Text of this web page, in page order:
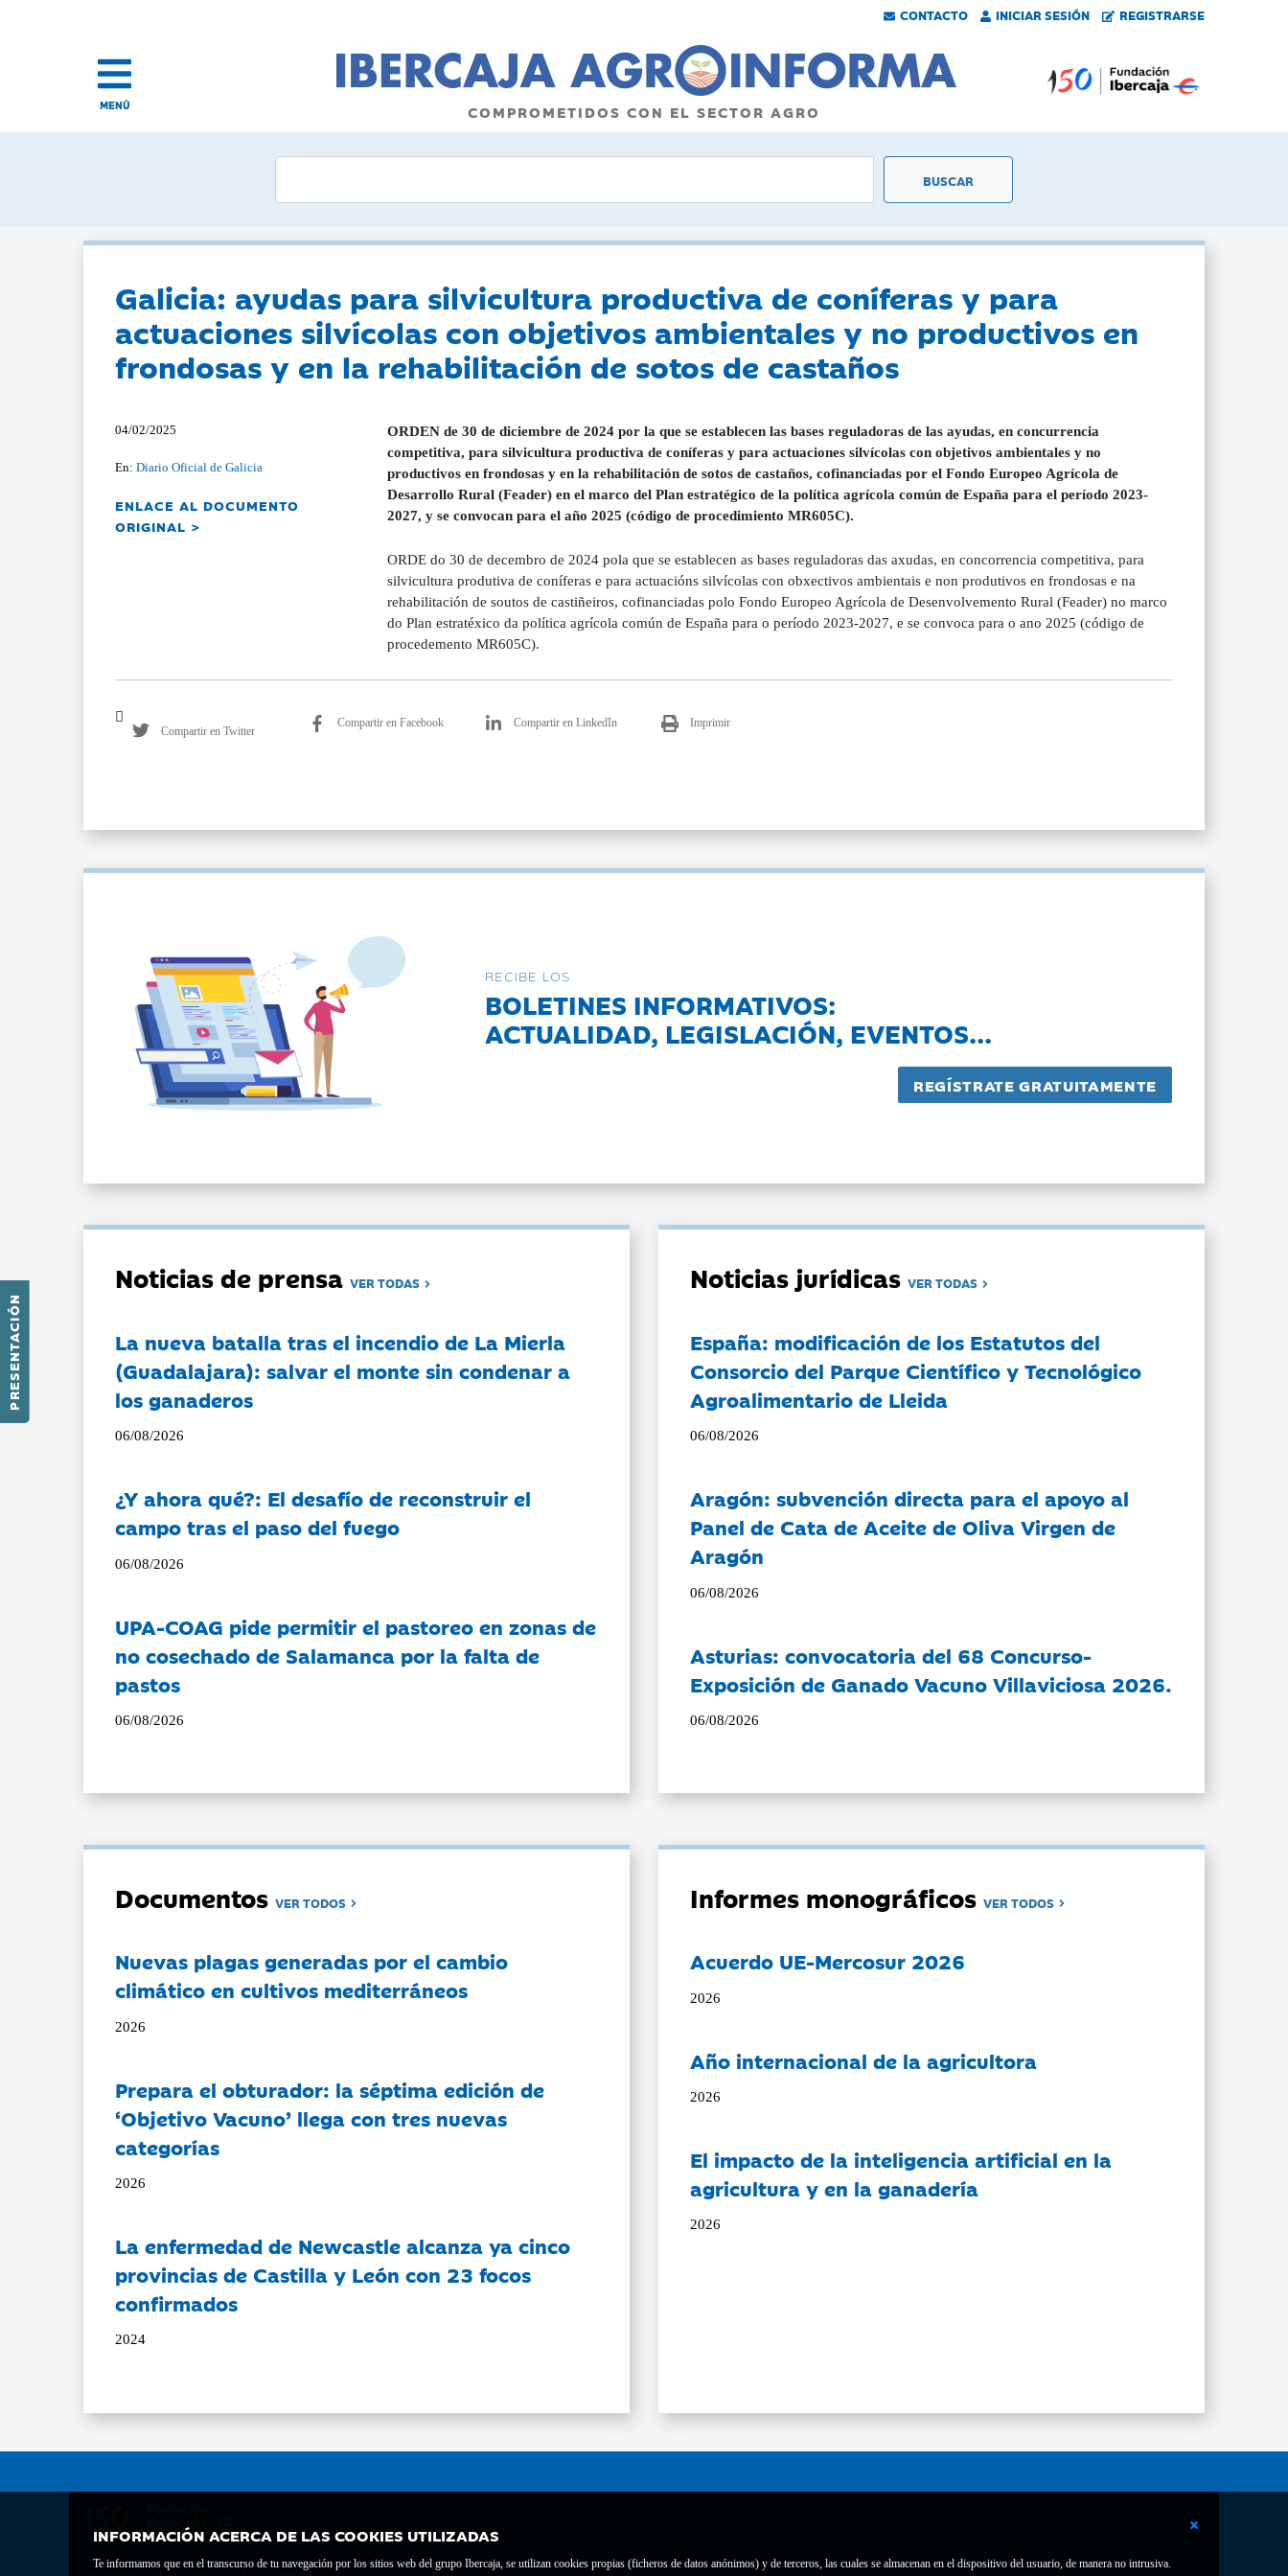
CONTACTO INICIAR SESIÓN REGISTRARSE
PRESENTACIÓN
MENÚ COMPROMETIDOS CON EL SECTOR AGRO
INFORMACIÓN ACERCA DE LAS COOKIES UTILIZADAS
Te informamos que en el transcurso de tu navegación por los sitios web del grupo Ibercaja, se utilizan cookies propias (ficheros de datos anónimos) y de terceros, las cuales se almacenan en el dispositivo del usuario, de manera no intrusiva.
Galicia: ayudas para silvicultura productiva de coníferas y para
actuaciones silvícolas con objetivos ambientales y no productivos en
frondosas y en la rehabilitación de sotos de castaños
04/02/2025
En:Diario Oficial de Galicia
ENLACE AL DOCUMENTO
ORIGINAL >
ORDEN de 30 de diciembre de 2024 por la que se establecen las bases reguladoras de las ayudas, en concurrencia
competitiva, para silvicultura productiva de coníferas y para actuaciones silvícolas con objetivos ambientales y no
productivos en frondosas y en la rehabilitación de sotos de castaños, cofinanciadas por el Fondo Europeo Agrícola de
Desarrollo Rural (Feader) en el marco del Plan estratégico de la política agrícola común de España para el período 2023-
2027, y se convocan para el año 2025 (código de procedimiento MR605C).
ORDE do 30 de decembro de 2024 pola que se establecen as bases reguladoras das axudas, en concorrencia competitiva, para
silvicultura produtiva de coníferas e para actuacións silvícolas con obxectivos ambientais e non produtivos en frondosas e na
rehabilitación de soutos de castiñeiros, cofinanciadas polo Fondo Europeo Agrícola de Desenvolvemento Rural (Feader) no marco
do Plan estratéxico da política agrícola común de España para o período 2023-2027, e se convoca para o ano 2025 (código de
procedemento MR605C).
Compartir en Twitter
Compartir en Facebook Compartir en LinkedIn Imprimir
RECIBE LOS
BOLETINES INFORMATIVOS:
ACTUALIDAD, LEGISLACIÓN, EVENTOS...
Noticias de prensaVER TODAS
La nueva batalla tras el incendio de La Mierla
(Guadalajara): salvar el monte sin condenar a
los ganaderos
06/08/2026
¿Y ahora qué?: El desafío de reconstruir el
campo tras el paso del fuego
06/08/2026
UPA-COAG pide permitir el pastoreo en zonas de
no cosechado de Salamanca por la falta de
pastos
06/08/2026
Noticias jurídicasVER TODAS
España: modificación de los Estatutos del
Consorcio del Parque Científico y Tecnológico
Agroalimentario de Lleida
06/08/2026
Aragón: subvención directa para el apoyo al
Panel de Cata de Aceite de Oliva Virgen de
Aragón
06/08/2026
Asturias: convocatoria del 68 Concurso-
Exposición de Ganado Vacuno Villaviciosa 2026.
06/08/2026
DocumentosVER TODOS
Nuevas plagas generadas por el cambio
climático en cultivos mediterráneos
2026
Prepara el obturador: la séptima edición de
‘Objetivo Vacuno’ llega con tres nuevas
categorías
2026
La enfermedad de Newcastle alcanza ya cinco
provincias de Castilla y León con 23 focos
confirmados
2024
Informes monográficosVER TODOS
Acuerdo UE-Mercosur 2026
2026
Año internacional de la agricultora
2026
El impacto de la inteligencia artificial en la
agricultura y en la ganadería
2026